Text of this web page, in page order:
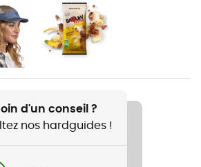
d'un conseil ?
nos hardguides !